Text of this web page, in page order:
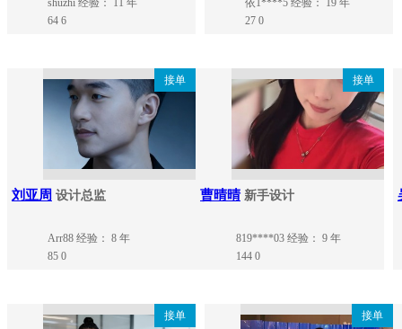
shuzhi 经验： 11 年
64 6
依1****5 经验： 19 年
27 0
接单
刘亚周 设计总监
Arr88 经验： 8 年
85 0
接单
曹晴晴 新手设计
819****03 经验： 9 年
144 0
接单 接单